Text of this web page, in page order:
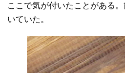
ここで気が付いたことがある
いていた。